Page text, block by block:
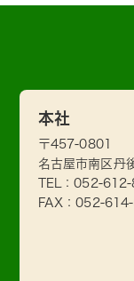
本社
〒457-0801
名古屋市南区丹
TEL：052-612-
FAX：052-